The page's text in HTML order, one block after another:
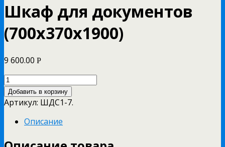
Шкаф для документов
(700х370х1900)
9 600.00 Р
Добавить в корзину
Артикул: ШДС1-7.
Описание